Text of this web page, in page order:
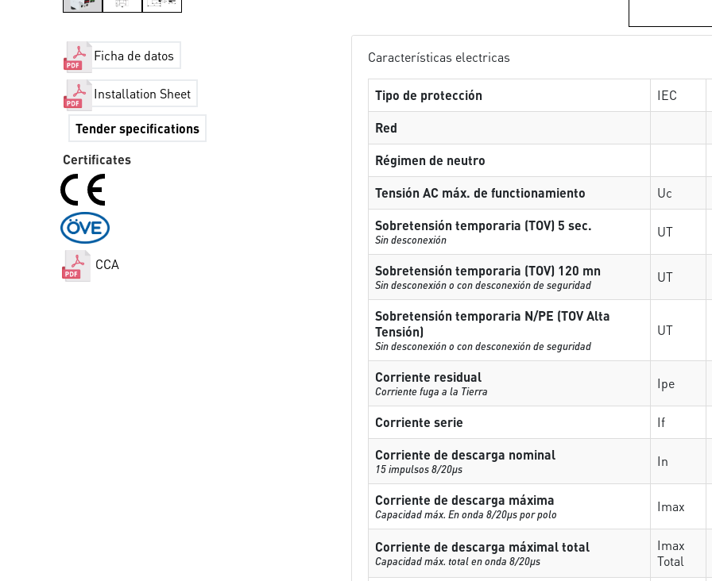
Ficha de datos
Installation Sheet
Tender specifications
Certificates
CCA
Características electricas
Tipo de protección IEC
Red
Régimen de neutro
Tensión AC máx. de functionamiento
Uc
Sobretensión temporaria (TOV) 5 sec.
Sin desconexión UT
Sobretensión temporaria (TOV) 120 mn
Sin desconexión o con desconexión de seguridad UT
Sobretensión temporaria N/PE (TOV Alta
Tensión)
Sin desconexión o con desconexión de seguridad
UT
Corriente residual
Corriente fuga a la Tierra Ipe
Corriente serie If
Corriente de descarga nominal
15 impulsos 8/20µs In
Corriente de descarga máxima
Capacidad máx. En onda 8/20µs por polo Imax
Corriente de descarga máximal total
Capacidad máx. total en onda 8/20µs
Imax
Total